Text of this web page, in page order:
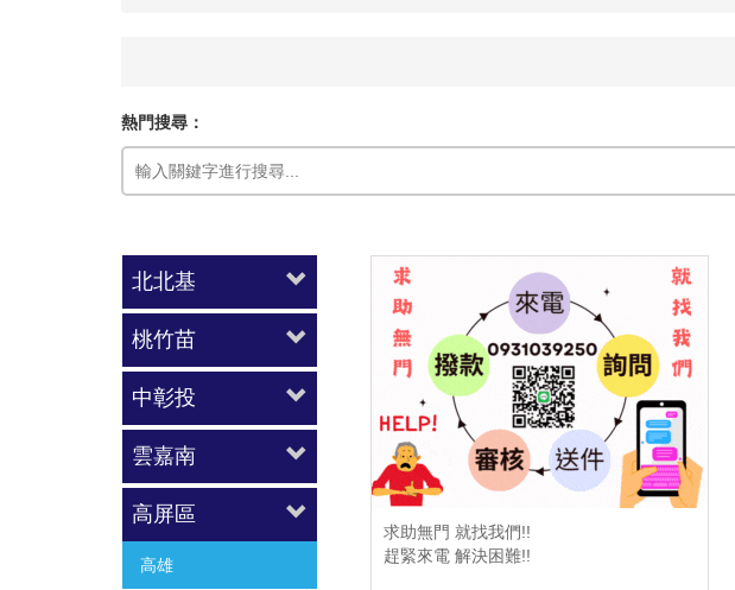
熱門搜尋：
北北基
桃竹苗
中彰投
雲嘉南
高屏區
高雄
求助無門 就找我們!!
趕緊來電 解決困難!!